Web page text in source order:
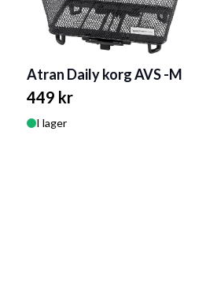
Atran Daily korg AVS -M
449 kr
I lager